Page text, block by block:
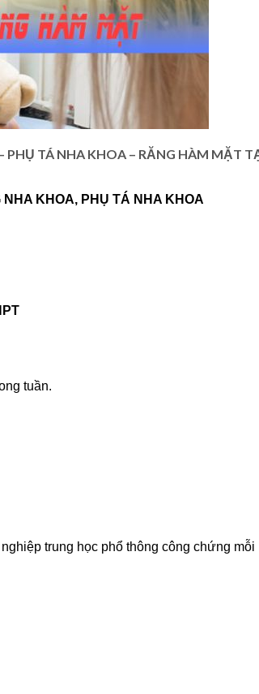
TÁ NHA KHOA – RĂNG HÀM MẶT
KHOA, PHỤ TÁ NHA KHOA
tuần.
trung học phổ thông công chứng mỗi